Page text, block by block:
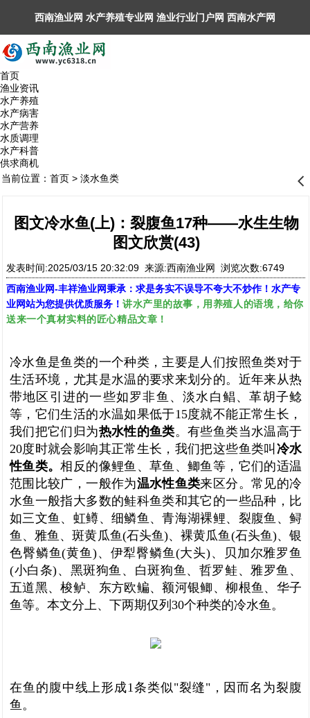
西南渔业网 水产养殖专业网 渔业行业门户网 ​西南水产网
丰祥渔业网 永川水花网，欢迎光临！
首页
渔业资讯
水产养殖
水产病害
水产营养
水质调理
水产科普
供求商机
当前位置： 首页> 淡水鱼类 󰊒
图文冷水鱼(上)：裂腹鱼17种——水生生物
图文欣赏(43)
发表时间:2025/03/15 20:32:09 来源:西南渔业网 浏览次数:6749
西南渔业网-丰祥渔业网秉承：求是务实不误导不夸大不炒作！水产专
业网站为您提供优质服务！ 讲水产里的故事，用养殖人的语境，给你
送来一个真材实料的匠心精品文章！
冷水鱼是鱼类的一个种类，主要是人们按照鱼类对于
生活环境，尤其是水温的要求来划分的。近年来从热
带地区引进的一些如罗非鱼、淡水白鲳、革胡子鲶
等，它们生活的水温如果低于15度就不能正常生长，
我们把它们归为热水性的鱼类。有些鱼类当水温高于
20度时就会影响其正常生长，我们把这些鱼类叫 冷水
性鱼类。相反的像鲤鱼、草鱼、鲫鱼等，它们的适温
范围比较广，一般作为温水性鱼类来区分。常见的冷
水鱼一般指大多数的鲑科鱼类和其它的一些品种，比
如三文鱼、虹鳟、细鳞鱼、青海湖裸鲤、裂腹鱼、鲟
鱼、雅鱼、斑黄瓜鱼(石头鱼)、裸黄瓜鱼(石头鱼)、银
色臀鳞鱼(黄鱼)、伊犁臀鳞鱼(大头)、贝加尔雅罗鱼
(小白条)、黑斑狗鱼、白斑狗鱼、哲罗鲑、雅罗鱼、
五道黑、梭鲈、东方欧鳊、额河银鲫、柳根鱼、华子
鱼等。本文分上、下两期仅列30个种类的冷水鱼。
在鱼的腹中线上形成1条类似"裂缝"，因而名为裂腹
鱼。